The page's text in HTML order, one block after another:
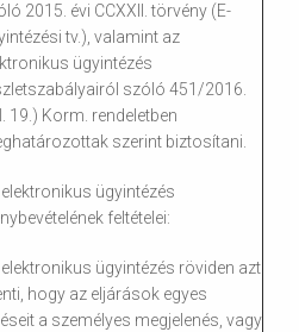
2015. évi CCXXII. törvény (E-
tv.), valamint az
ügyintézés
szóló 451/2016.
19.) Korm. rendeletben
szerint biztosítani.
ügyintézés
feltételei:
ügyintézés röviden azt
hogy az eljárások egyes
a személyes megjelenés, vagy